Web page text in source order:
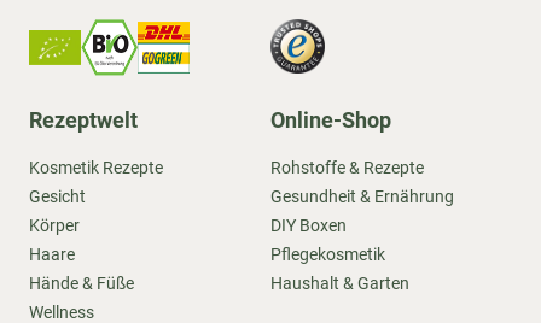
Rezeptwelt
Kosmetik Rezepte
Gesicht
Körper
Haare
Hände & Füße
Wellness
Online-Shop
Rohstoffe & Rezepte
Gesundheit & Ernährung
DIY Boxen
Pflegekosmetik
Haushalt & Garten